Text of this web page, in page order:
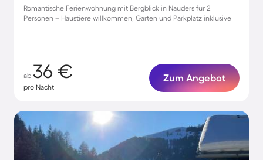
Romantische Ferienwohnung mit Bergblick in Nauders für 2
Personen – Haustiere willkommen, Garten und Parkplatz inklusive
ab 36 €
pro Nacht
Zum Angebot